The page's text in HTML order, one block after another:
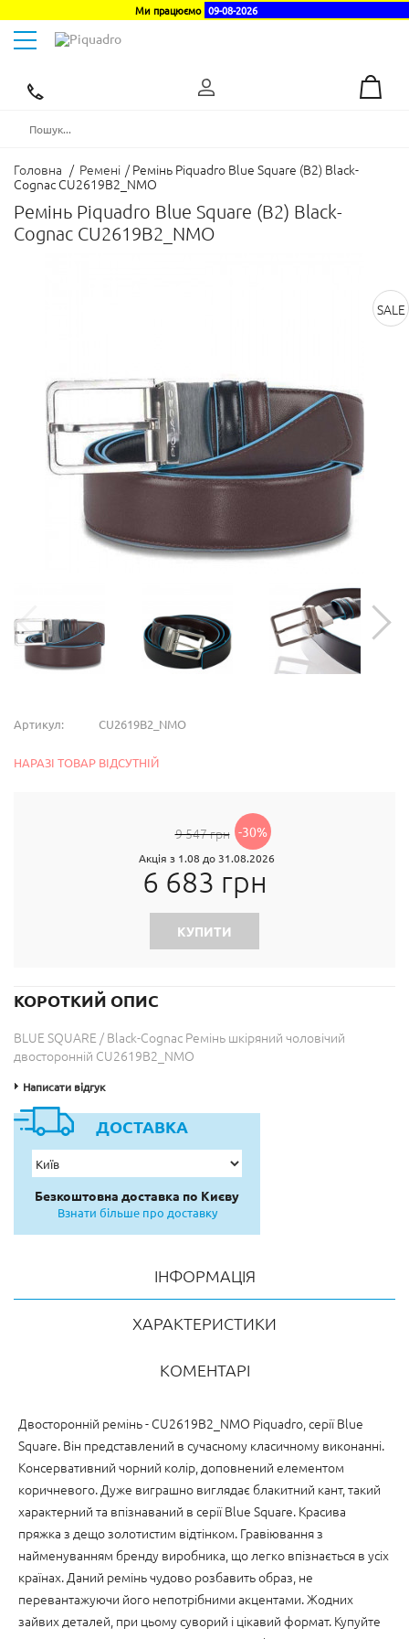
Ми працюємо 09-08-2026
Toggle
navigation
Головна / Ремені / Ремінь Piquadro Blue Square (B2) Black-
Cognac CU2619B2_NMO
Ремінь Piquadro Blue Square (B2) Black-
Cognac CU2619B2_NMO
SALE
Артикул: CU2619B2_NMO
НАРАЗІ ТОВАР ВІДСУТНІЙ
9 547 грн -30%
Акція з 1.08 до 31.08.2026
6 683 грн
КУПИТИ
КОРОТКИЙ ОПИС
BLUE SQUARE / Black-Cognac Ремінь шкіряний чоловічий
двосторонній CU2619B2_NMO
Написати відгук
ДОСТАВКА
Безкоштовна доставка по Києву
Взнати більше про доставку
ІНФОРМАЦІЯ
ХАРАКТЕРИСТИКИ
КОМЕНТАРІ
Двосторонній ремінь - CU2619B2_NMO Piquadro, серії Blue
Square. Він представлений в сучасному класичному виконанні.
Консервативний чорний колір, доповнений елементом
коричневого. Дуже виграшно виглядає блакитний кант, такий
характерний та впізнаваний в серії Blue Square. Красива
пряжка з дещо золотистим відтінком. Гравіювання з
найменуванням бренду виробника, що легко впізнається в усіх
країнах. Даний ремінь чудово розбавить образ, не
перевантажуючи його непотрібними акцентами. Жодних
зайвих деталей, при цьому суворий і цікавий формат. Купуйте